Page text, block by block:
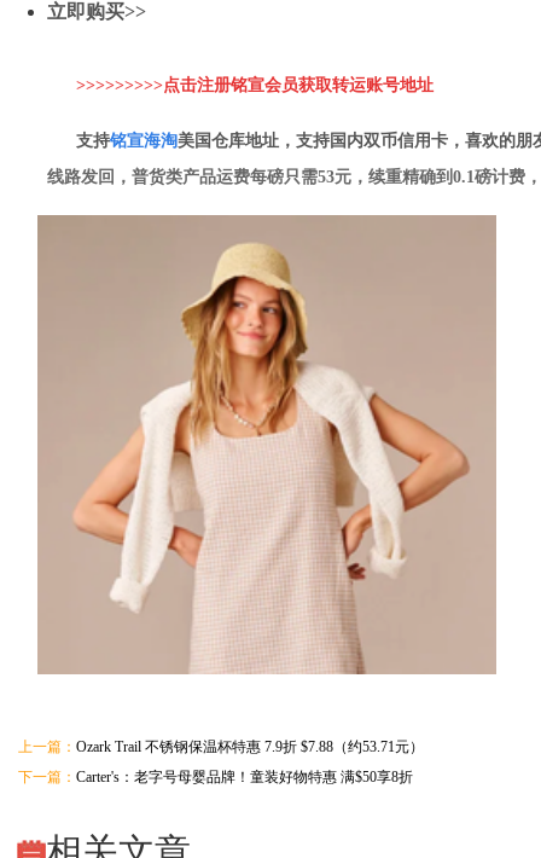
立即购买>>
>>>>>>>>>点击注册铭宣会员获取转运账号地址
支持铭宣海淘美国仓库地址，支持国内双币信用卡，喜欢的朋
线路发回，普货类产品运费每磅只需53元，续重精确到0.1磅计费，
上一篇： Ozark Trail 不锈钢保温杯特惠 7.9折 $7.88（约53.71元）
下一篇： Carter's：老字号母婴品牌！童装好物特惠 满$50享8折